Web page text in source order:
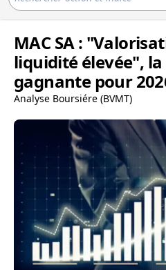
MAC SA :
liquidité élevée",
gagnante pour
Analyse Boursiére (BVMT)